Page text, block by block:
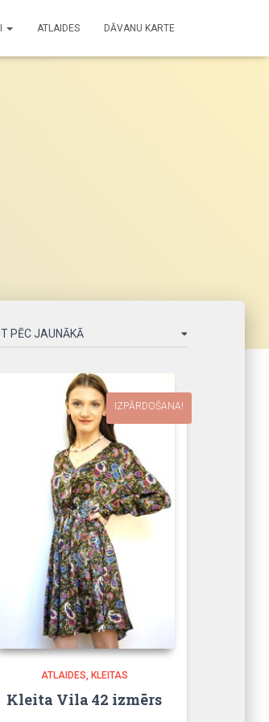
ATLAIDES DĀVANU KARTE
IZPĀRDOŠANA!
ATLAIDES KLEITAS
Kleita Vila 42 izmērs